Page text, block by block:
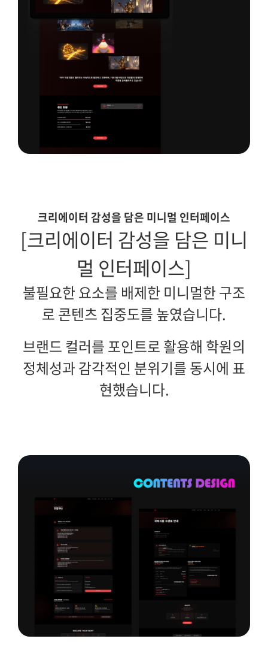
크리에이터 감성을 담은 미니멀 인터페이스
[크리에이터 감성을 담은 미니
멀 인터페이스]
불필요한 요소를 배제한 미니멀한 구조
로 콘텐츠 집중도를 높였습니다.
브랜드 컬러를 포인트로 활용해 학원의
정체성과 감각적인 분위기를 동시에 표
현했습니다.